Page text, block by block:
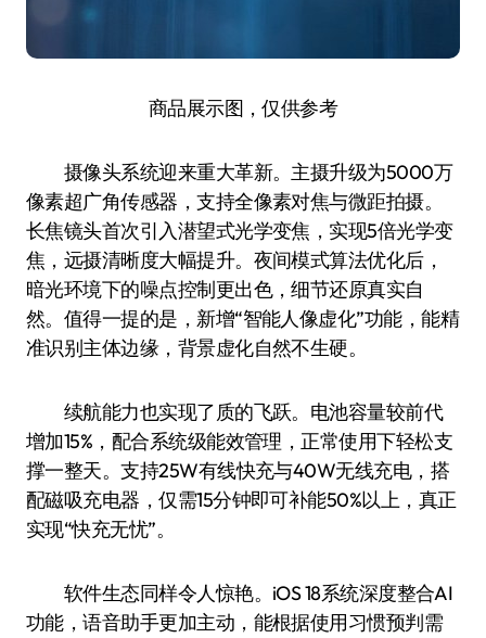
商品展示图，仅供参考
摄像头系统迎来重大革新。主摄升级为5000万
像素超广角传感器，支持全像素对焦与微距拍摄。
长焦镜头首次引入潜望式光学变焦，实现5倍光学变
焦，远摄清晰度大幅提升。夜间模式算法优化后，
暗光环境下的噪点控制更出色，细节还原真实自
然。值得一提的是，新增“智能人像虚化”功能，能精
准识别主体边缘，背景虚化自然不生硬。
续航能力也实现了质的飞跃。电池容量较前代
增加15%，配合系统级能效管理，正常使用下轻松支
撑一整天。支持25W有线快充与40W无线充电，搭
配磁吸充电器，仅需15分钟即可补能50%以上，真正
实现“快充无忧”。
软件生态同样令人惊艳。iOS 18系统深度整合AI
功能，语音助手更加主动，能根据使用习惯预判需